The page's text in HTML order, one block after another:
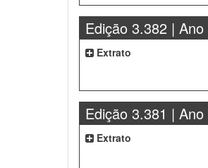
Edição 3.382 | Ano
Extrato
Edição 3.381 | Ano
Extrato